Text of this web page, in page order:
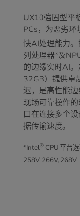
UX10強固型平
PCs，为恶劣
快AI处理能力
列处理器*及
的边缘实时AI
32GB）提供卓
迟，是高性能
现场可靠操作
口在连接多个
据传输速度。
*Intel® CPU 平台
258V, 266V, 268V